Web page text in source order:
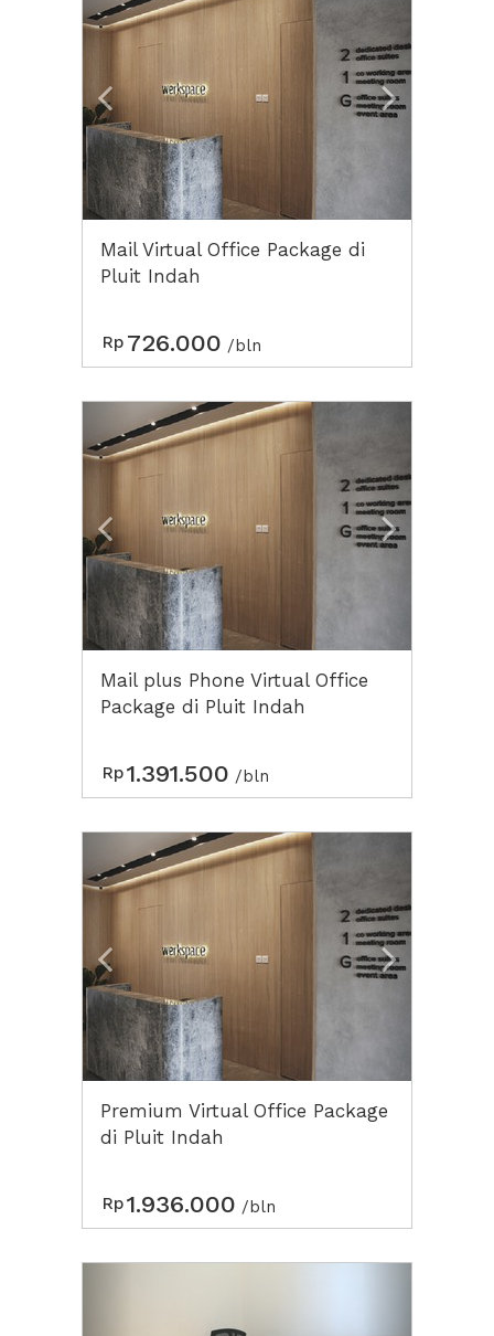
Mail Virtual Office Package di
Pluit Indah
Rp 726.000 /bln
Previous
Mail plus Phone Virtual Office
Package di Pluit Indah
Rp1.391.500 /bln
Previous
Premium Virtual Office Package
di Pluit Indah
Rp1.936.000 /bln